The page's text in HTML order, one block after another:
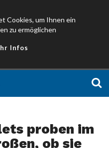
Cookies, um Ihnen ein
zu ermöglichen
Infos
proben im
ob sie